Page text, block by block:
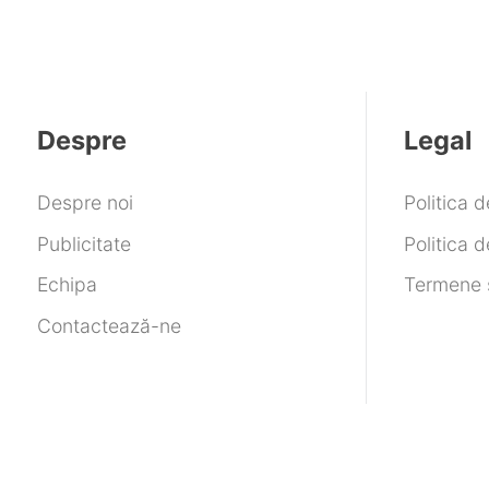
Despre
Despre noi
Publicitate
Echipa
Contactează-ne
Legal
Politica
Politica
Termene